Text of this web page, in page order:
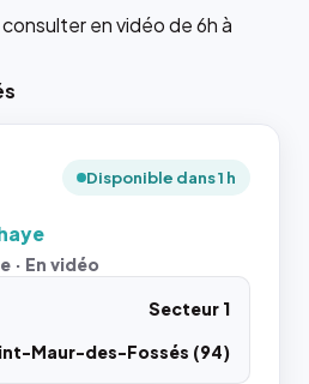
en vidéo de 6h à
Disponible dans 1 h
· En vidéo
Secteur 1
Maur-des-Fossés (94)